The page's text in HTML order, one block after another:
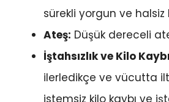
sürekli yorgun ve halsiz
Ateş: Düşük dereceli
İştahsızlık ve Kilo
ilerledikçe ve vücutta
istemsiz kilo kaybı ve